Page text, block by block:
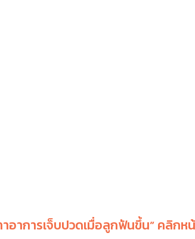
าอาการเจ็บปวดเมื่อลูกฟันขึ้น” คลิกห